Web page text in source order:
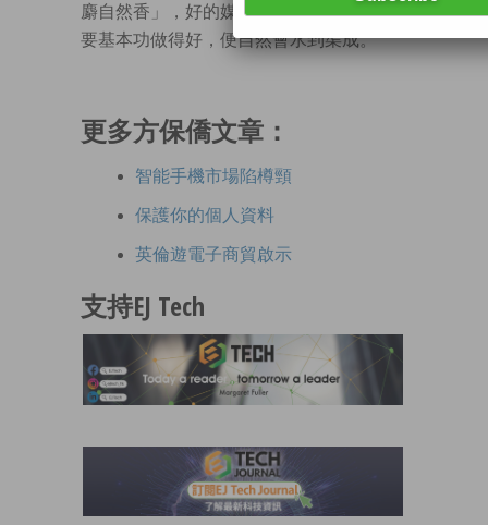
麝自然香」，好的媒體自然有人欣賞，只
要基本功做得好，便自然會水到渠成。
更多方保僑文章：
智能手機市場陷樽頸
保護你的個人資料
英倫遊電子商貿啟示
支持EJ Tech